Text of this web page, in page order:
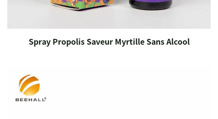
Spray Propolis Saveur Myrtille Sans Alcool